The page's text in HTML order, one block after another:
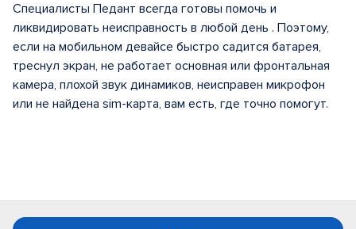
Специалисты Педант всегда готовы помочь и
ликвидировать неисправность в любой день . Поэтому,
если на мобильном девайсе быстро садится батарея,
треснул экран, не работает основная или фронтальная
камера, плохой звук динамиков, неисправен микрофон
или не найдена sim-карта, вам есть, где точно помогут.